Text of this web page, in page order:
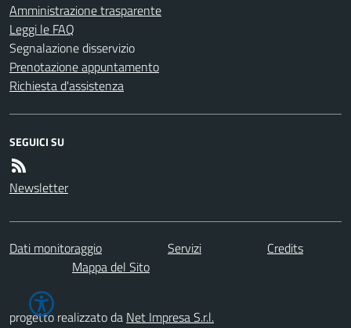
Amministrazione trasparente
Leggi le FAQ
Segnalazione disservizio
Prenotazione appuntamento
Richiesta d'assistenza
SEGUICI SU
Newsletter
Dati monitoraggio Servizi
Credits
Mappa del Sito
progetto realizzato da Net Impresa S.r.l.